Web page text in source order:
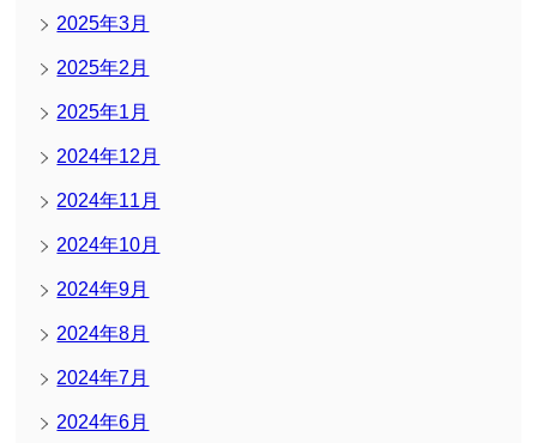
2025年3月
2025年2月
2025年1月
2024年12月
2024年11月
2024年10月
2024年9月
2024年8月
2024年7月
2024年6月